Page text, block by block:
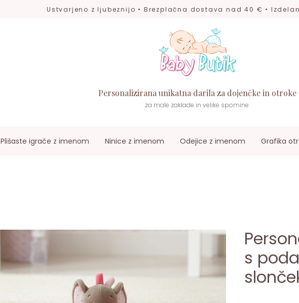
Ustvarjeno z ljubeznijo • Brezplačna dostava nad 40 € •
Personalizirana unikatna darila za dojenčke in otroke
za male zaklade in velike spomine
Plišaste igrače z imenom Ninice z imenom Odejice z imenom Grafika
s